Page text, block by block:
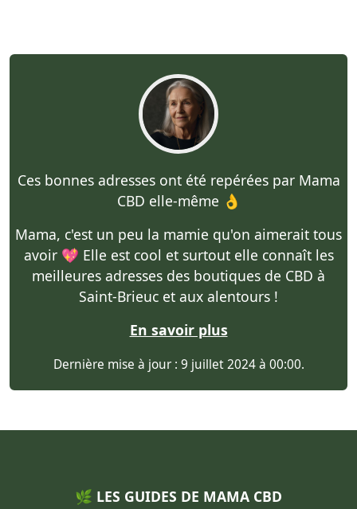
Ces bonnes adresses ont été repérées par Mama
CBD elle-même 👌
Mama, c'est un peu la mamie qu'on aimerait tous
avoir 💖 Elle est cool et surtout elle connaît les
meilleures adresses des boutiques de CBD à
Saint-Brieuc et aux alentours !
En savoir plus
Dernière mise à jour : 9 juillet 2024 à 00:00.
🌿 LES GUIDES DE MAMA CBD